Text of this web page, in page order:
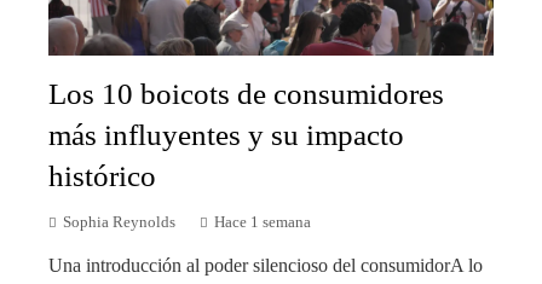
Los 10 boicots de consumidores
más influyentes y su impacto
histórico
Sophia Reynolds Hace 1 semana
Una introducción al poder silencioso del consumidorA lo